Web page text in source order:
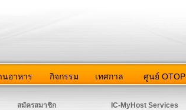
นอาหาร กิจกรรม เทศกาล ศูนย์ OTOP
สมัครสมาชิก
IC-MyHost Services